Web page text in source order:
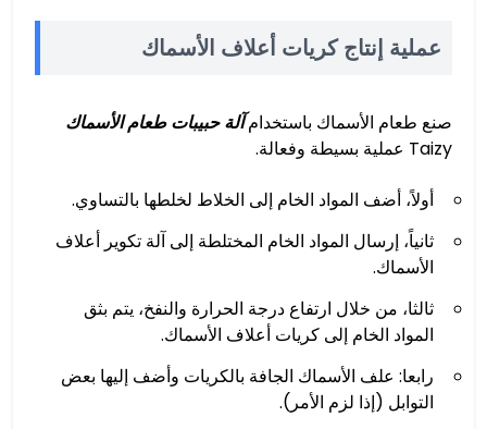
عملية إنتاج كريات أعلاف الأسماك
صنع طعام الأسماك باستخدامآلة حبيبات طعام الأسماك
Taizy عملية بسيطة وفعالة.
أولاً، أضف المواد الخام إلى الخلاط لخلطها بالتساوي.
ثانياً، إرسال المواد الخام المختلطة إلى آلة تكوير أعلاف
الأسماك.
ثالثا، من خلال ارتفاع درجة الحرارة والنفخ، يتم بثق
المواد الخام إلى كريات أعلاف الأسماك.
رابعا: علف الأسماك الجافة بالكريات وأضف إليها بعض
التوابل (إذا لزم الأمر).